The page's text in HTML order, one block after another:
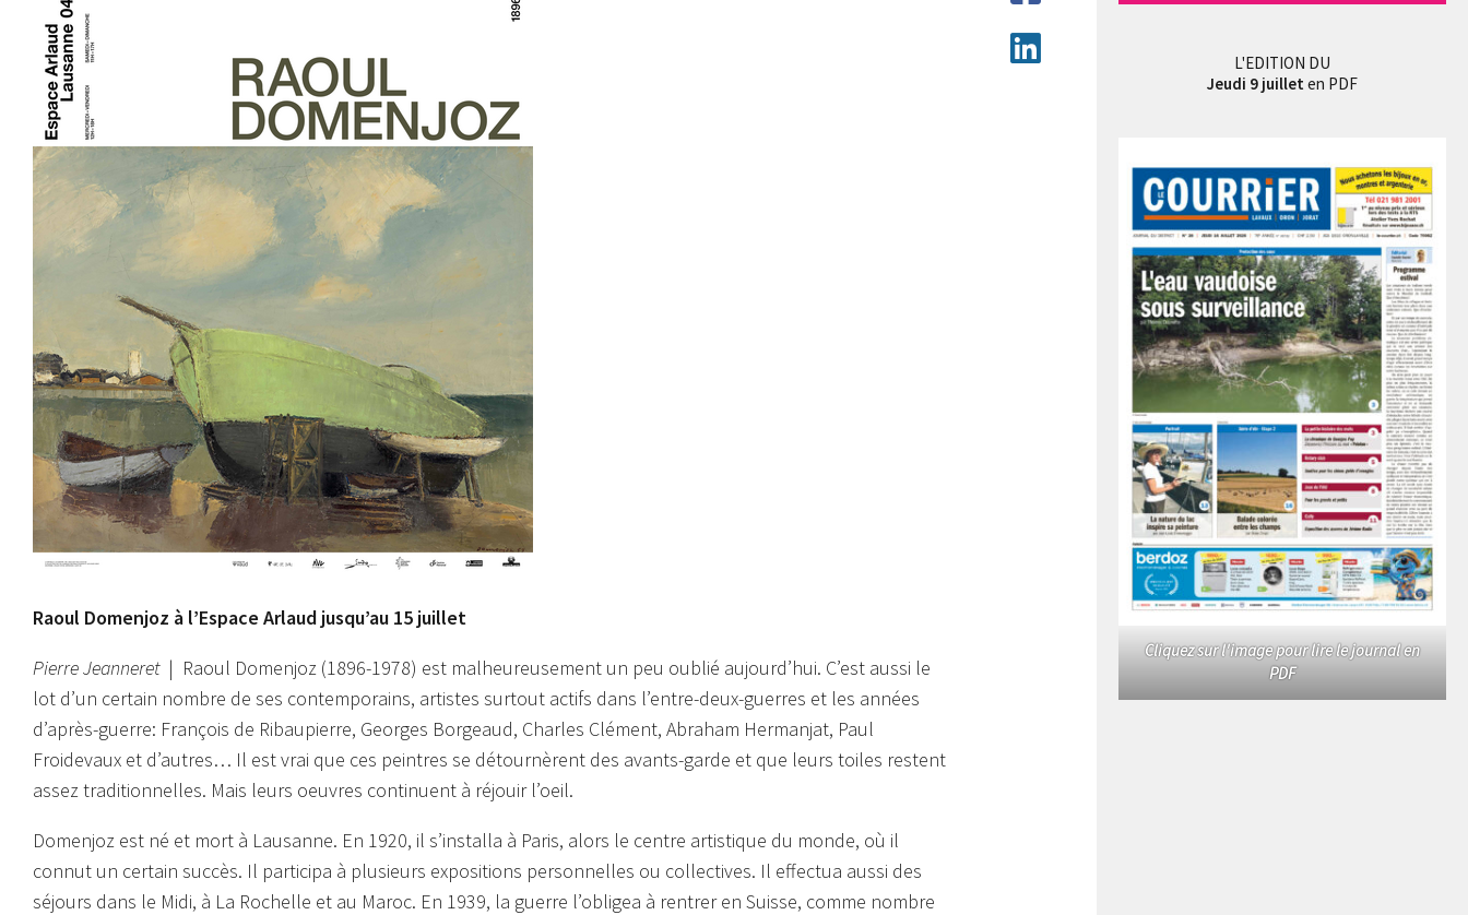
Raoul Domenjoz à l’Espace Arlaud jusqu’au 15 juillet
Pierre Jeanneret| Raoul Domenjoz (1896-1978) est malheureusement un peu oublié aujourd’hui. C’est aussi le
lot d’un certain nombre de ses contemporains, artistes surtout actifs dans l’entre-deux-guerres et les années
d’après-guerre: François de Ribaupierre, Georges Borgeaud, Charles Clément, Abraham Hermanjat, Paul
Froidevaux et d’autres… Il est vrai que ces peintres se détournèrent des avants-garde et que leurs toiles restent
assez traditionnelles. Mais leurs oeuvres continuent à réjouir l’oeil.
Domenjoz est né et mort à Lausanne. En 1920, il s’installa à Paris, alors le centre artistique du monde, où il
connut un certain succès. Il participa à plusieurs expositions personnelles ou collectives. Il effectua aussi des
séjours dans le Midi, à La Rochelle et au Maroc. En 1939, la guerre l’obligea à rentrer en Suisse, comme nombre
L'EDITION DU
Jeudi 9 juillet en PDF
Cliquez sur l'image pour lire le journal en
PDF